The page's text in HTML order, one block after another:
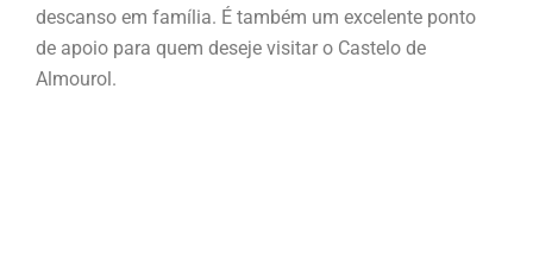
descanso em família. É também um excelente ponto
de apoio para quem deseje visitar o Castelo de
Almourol.